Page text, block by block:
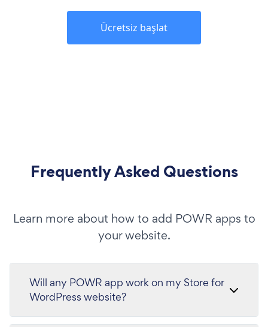
Ücretsiz başlat
Frequently Asked Questions
Learn more about how to add POWR apps to
your website.
Will any POWR app work on my Store for
WordPress website?